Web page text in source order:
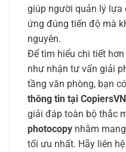
giúp người quản lý lựa
ứng đúng tiến độ mà
nguyên.
Để tìm hiểu chi tiết
như nhận tư vấn giải
tầng văn phòng, bạn
thông tin tại CopiersVN
giải đáp toàn bộ thắc
photocopy nhằm
tối ưu nhất. Hãy liên